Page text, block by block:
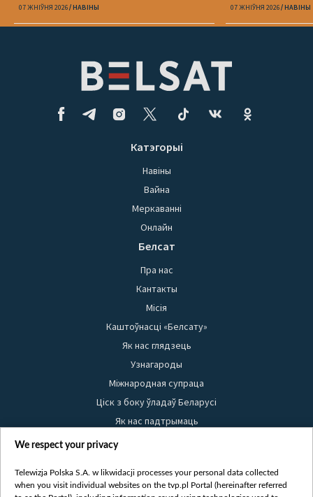
07 ЖНІЎНЯ 2026 НАВІНЫ 07 ЖНІЎНЯ 2026 НАВІНЫ
Катэгорыі
Навіны
Вайна
Меркаванні
Онлайн
Белсат
Пра нас
Кантакты
Місія
Каштоўнасці «Белсату»
Як нас глядзець
Узнагароды
Міжнародная супраца
Ціск з боку ўладаў Беларусі
Як нас падтрымаць
Правілы выкарыстання матэрыялаў
Бяспека
We respect your privacy
Telewizja Polska S.A. w likwidacji processes your personal data collected
when you visit individual websites on the tvp.pl Portal (hereinafter referred